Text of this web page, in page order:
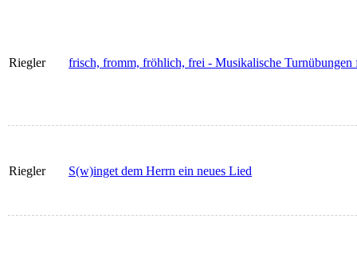
Riegler frisch, fromm, fröhlich, frei - Musikalische Turnübungen
Riegler S(w)inget dem Herrn ein neues Lied